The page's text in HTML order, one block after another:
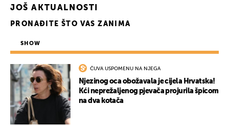
JOŠ AKTUALNOSTI
PRONAĐITE ŠTO VAS ZANIMA
SHOW
ČUVA USPOMENU NA NJEGA
Njezinog oca obožavala je cijela Hrvatska!
Kći neprežaljenog pjevača projurila špicom
na dva kotača
UKLJUČITE NOTIFIKACIJE